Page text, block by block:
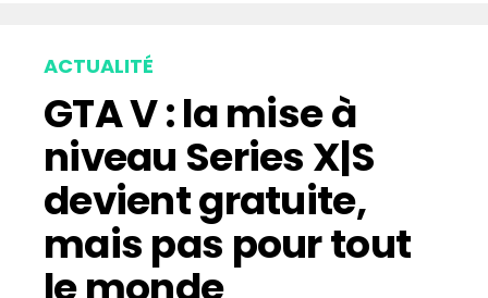
ACTUALITÉ
GTA V : la mise à
niveau Series X|S
devient gratuite,
mais pas pour tout